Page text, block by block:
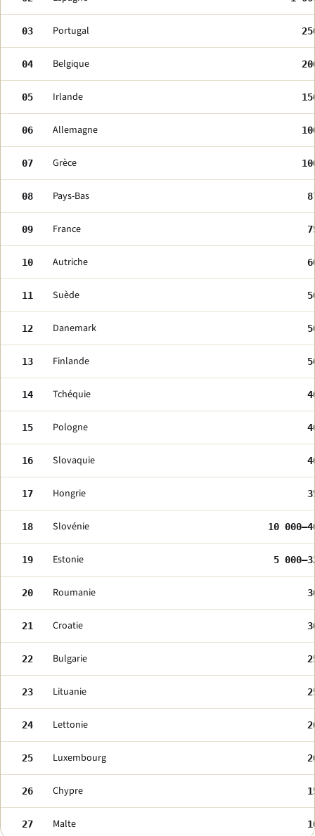
03 Portugal
04 Belgique
05 Irlande
06 Allemagne
07 Grèce
08 Pays-Bas
09 France
10 Autriche
11 Suède
12 Danemark
13 Finlande
14 Tchéquie
15 Pologne
16 Slovaquie
17 Hongrie
18 Slovénie 10
19 Estonie 5
20 Roumanie
21 Croatie
22 Bulgarie
23 Lituanie
24 Lettonie
25 Luxembourg
26 Chypre
27 Malte